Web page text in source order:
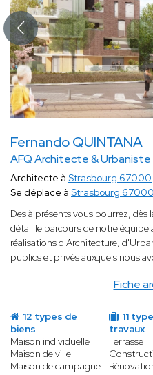
Fernando QUINTANA
AFQ Architecte & Urbaniste
Fiche
Architecte à Strasbourg 67000
Se déplace à Strasbourg 67000
Des à présents vous pourrez,
détail le parcours de notre équipe
réalisations d'Architecture,
publics et privés auxquels nous
12 types de
biens
Maison individuelle
Maison de ville
Maison de campagne
11
travaux
Terrasse